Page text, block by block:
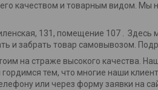
качеством и товарным видом. Мы
131, помещение 107 .
и забрать товар самовывозом.
на страже высокого качества.
тем, что многие наши
или через форму заявки на